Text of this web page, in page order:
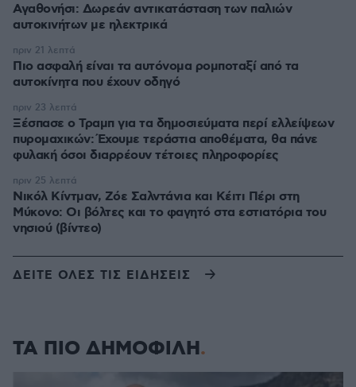
Αγαθονήσι: Δωρεάν αντικατάσταση των παλιών
αυτοκινήτων με ηλεκτρικά
Πιο ασφαλή είναι τα αυτόνομα ρομποταξί από τα
αυτοκίνητα που έχουν οδηγό
πριν 21 λεπτά
Ξέσπασε ο Τραμπ για τα δημοσιεύματα περί ελλείψεων
πυρομαχικών: Έχουμε τεράστια αποθέματα, θα πάνε
φυλακή όσοι διαρρέουν τέτοιες πληροφορίες
πριν 23 λεπτά
Νικόλ Κίντμαν, Ζόε Σαλντάνια και Κέιτι Πέρι στη
Μύκονο: Οι βόλτες και το φαγητό στα εστιατόρια του
νησιού (βίντεο)
πριν 25 λεπτά
ΔΕΙΤΕ ΟΛΕΣ ΤΙΣ ΕΙΔΗΣΕΙΣ
ΤΑ ΠΙΟ ΔΗΜΟΦΙΛΗ